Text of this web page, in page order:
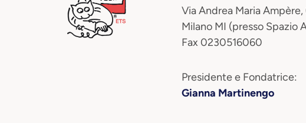
Via Andrea Maria Ampère,
Milano MI (presso Spazio
Fax 0230516060
Presidente e Fondatrice:
Gianna Martinengo